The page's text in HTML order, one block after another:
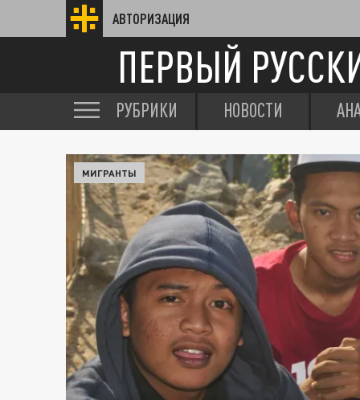
АВТОРИЗАЦИЯ
ПЕРВЫЙ
РУБРИКИ НОВОСТИ
МИГРАНТЫ